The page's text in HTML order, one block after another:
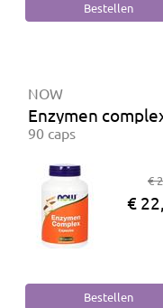
NOW
Enzymen
90 caps
€
€